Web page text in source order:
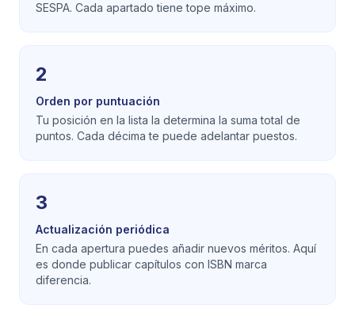
SESPA. Cada apartado tiene tope máximo.
2
Orden por puntuación
Tu posición en la lista la determina la suma total de
puntos. Cada décima te puede adelantar puestos.
3
Actualización periódica
En cada apertura puedes añadir nuevos méritos. Aquí
es donde publicar capítulos con ISBN marca
diferencia.